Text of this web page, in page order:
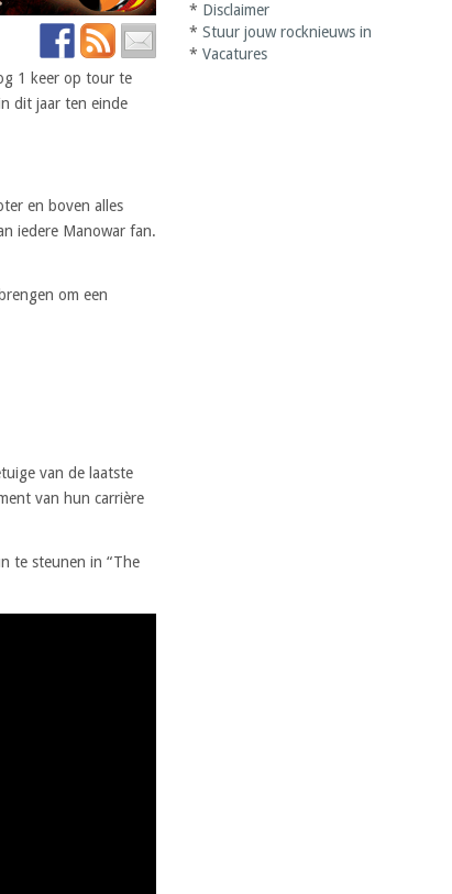
1 keer op tour te
dit jaar ten einde
en boven alles
iedere Manowar fan.
om een
van de laatste
van hun carrière
te steunen in “The
* Disclaimer
*Stuur jouw rocknieuws in
*Vacatures